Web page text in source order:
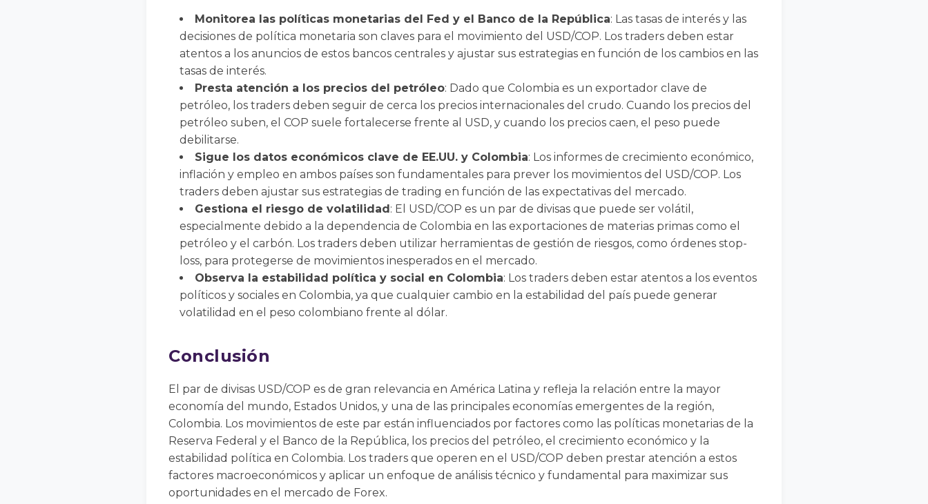
Monitorea las políticas monetarias del Fed y el Banco de la República: Las tasas de interés y las
decisiones de política monetaria son claves para el movimiento del USD/COP. Los traders deben estar
atentos a los anuncios de estos bancos centrales y ajustar sus estrategias en función de los cambios en las
tasas de interés.
Presta atención a los precios del petróleo: Dado que Colombia es un exportador clave de
petróleo, los traders deben seguir de cerca los precios internacionales del crudo. Cuando los precios del
petróleo suben, el COP suele fortalecerse frente al USD, y cuando los precios caen, el peso puede
debilitarse.
Sigue los datos económicos clave de EE.UU. y Colombia: Los informes de crecimiento económico,
inflación y empleo en ambos países son fundamentales para prever los movimientos del USD/COP. Los
traders deben ajustar sus estrategias de trading en función de las expectativas del mercado.
Gestiona el riesgo de volatilidad : El USD/COP es un par de divisas que puede ser volátil,
especialmente debido a la dependencia de Colombia en las exportaciones de materias primas como el
petróleo y el carbón. Los traders deben utilizar herramientas de gestión de riesgos, como órdenes stop-
loss, para protegerse de movimientos inesperados en el mercado.
Observa la estabilidad política y social en Colombia: Los traders deben estar atentos a los eventos
políticos y sociales en Colombia, ya que cualquier cambio en la estabilidad del país puede generar
volatilidad en el peso colombiano frente al dólar.
Conclusión
El par de divisas USD/COP es de gran relevancia en América Latina y refleja la relación entre la mayor
economía del mundo, Estados Unidos, y una de las principales economías emergentes de la región,
Colombia. Los movimientos de este par están influenciados por factores como las políticas monetarias de la
Reserva Federal y el Banco de la República, los precios del petróleo, el crecimiento económico y la
estabilidad política en Colombia. Los traders que operen en el USD/COP deben prestar atención a estos
factores macroeconómicos y aplicar un enfoque de análisis técnico y fundamental para maximizar sus
oportunidades en el mercado de Forex.